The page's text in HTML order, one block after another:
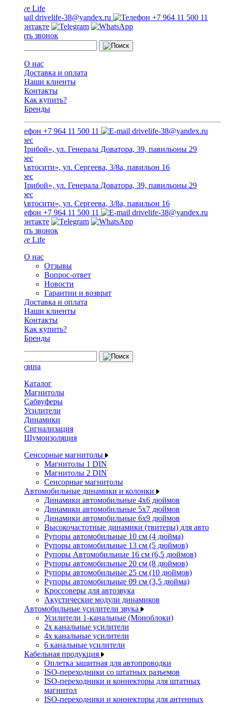
drivelife-38@yandex.ru +7 964 11 500 11
Заказать звонок
О нас
Доставка и оплата
Наши клиенты
Контакты
Как купить?
Бренды
+7 964 11 500 11 drivelife-38@yandex.ru
ТЦ «Прибой», ул. Генерала Доватора, 39, павильоны 29
ТЦ «Автосити», ул. Сергеева, 3/8а, павильон 16
ТЦ «Прибой», ул. Генерала Доватора, 39, павильоны 29
ТЦ «Автосити», ул. Сергеева, 3/8а, павильон 16
+7 964 11 500 11
drivelife-38@yandex.ru
Заказать звонок
О нас
Отзывы
Вопрос-ответ
Новости
Гарантии и возврат
Доставка и оплата
Наши клиенты
Контакты
Как купить?
Бренды
Каталог
Магнитолы
Сабвуферы
Усилители
Динамики
Сигнализация
Шумоизоляция
Сенсорные магнитолы
Магнитолы 1 DIN
Магнитолы 2 DIN
Сенсорные магнитолы
Автомобильные динамики и колонки
Динамики автомобильные 4x6 дюймов
Динамики автомобильные 5x7 дюймов
Динамики автомобильные 6x9 дюймов
Высокочастотные динамики (твитеры) для авто
Рупоры автомобильные 10 см (4 дюйма)
Рупоры автомобильные 13 см (5 дюймов)
Рупоры Автомобильные 16 см (6,5 дюймов)
Рупоры автомобильные 20 см (8 дюймов)
Рупоры автомобильные 25 см (10 дюймов)
Рупоры автомобильные 09 см (3,5 дюйма)
Кроссоверы для автозвука
Акустические модули динамиков
Автомобильные усилители звука
Усилители 1-канальные (Моноблоки)
2х канальные усилители
4х канальные усилители
6 канальные усилители
Кабельная продукция
Оплетка защитная для автопроводки
ISO-переходники со штатных разъемов
ISO-переходники и коннекторы для штатных
магнитол
ISO-переходники и коннекторы для антенных